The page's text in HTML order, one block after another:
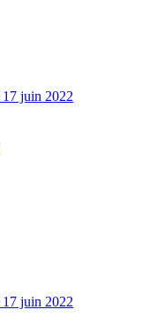
17 juin 2022
17 juin 2022